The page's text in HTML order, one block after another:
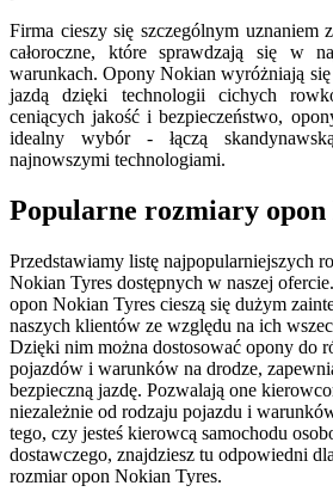
Firma cieszy się szczególnym uznaniem
całoroczne, które sprawdzają się w
warunkach. Opony Nokian wyróżniają
jazdą dzięki technologii cichych
ceniących jakość i bezpieczeństwo,
idealny wybór - łączą
najnowszymi technologiami.
Popularne rozmiary opon
Przedstawiamy listę najpopularniejszych
Nokian Tyres dostępnych w naszej
opon Nokian Tyres cieszą się dużym
naszych klientów ze względu na ich
Dzięki nim można dostosować opony do
pojazdów i warunków na drodze,
bezpieczną jazdę. Pozwalają one
niezależnie od rodzaju pojazdu i
tego, czy jesteś kierowcą samochodu
dostawczego, znajdziesz tu odpowiedni
rozmiar opon Nokian Tyres.